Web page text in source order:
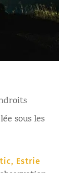
sous les
Estrie